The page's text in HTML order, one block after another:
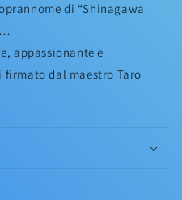
di “Shinagawa
appassionante e
dal maestro Taro